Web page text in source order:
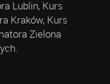
Lublin, Kurs
Kraków, Kurs
Zielona